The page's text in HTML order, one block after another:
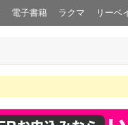
電子書籍 ラクマ リーベ